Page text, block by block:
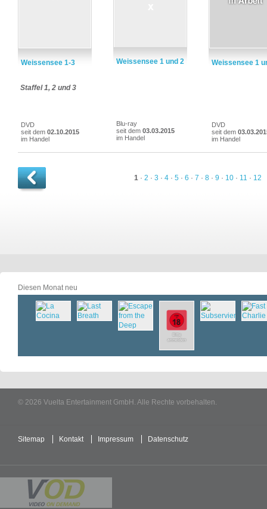
Weissensee 1-3
Staffel 1, 2 und 3
DVD
seit dem 02.10.2015
im Handel
Weissensee 1 und 2
Blu-ray
seit dem 03.03.2015
im Handel
Weissensee 1
DVD
seit dem
im Handel
1 · 2 · 3 · 4 · 5 · 6 · 7 · 8 · 9 · 10 · 11 · 12
Diesen Monat neu
© 2026 Vuelta Entertainment GmbH. Alle Rechte vorbehalten.
Sitemap Kontakt Impressum Datenschutz